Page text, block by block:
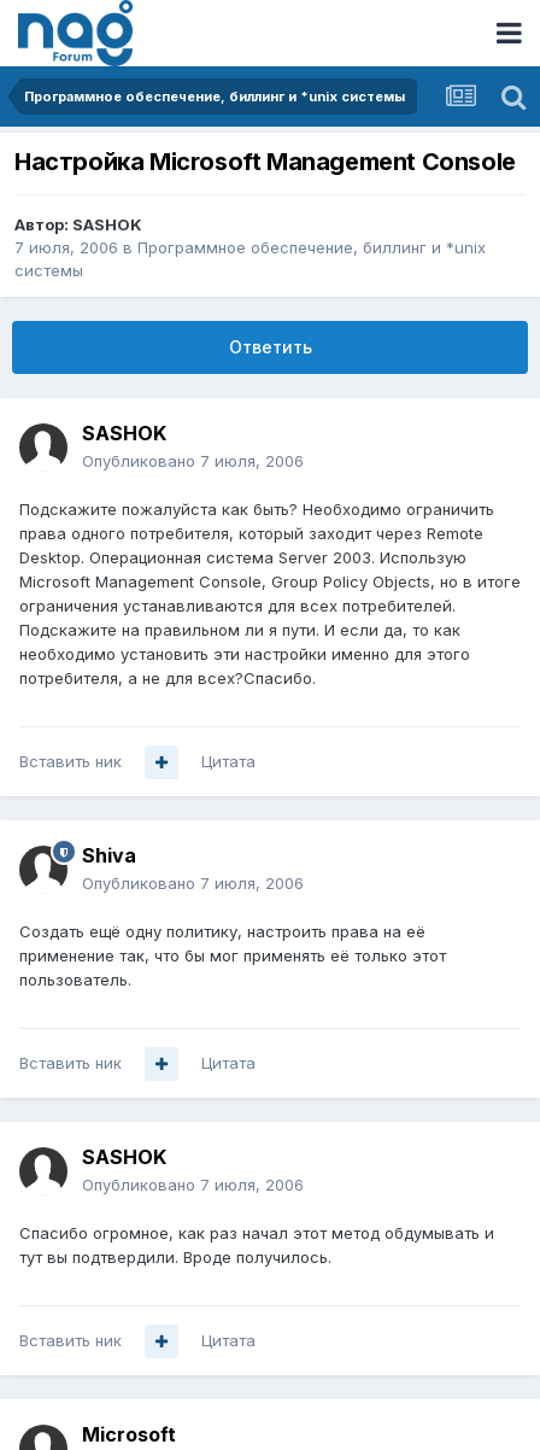
Программное обеспечение, биллинг и *unix системы
Настройка Microsoft Management Console
Автор: SASHOK
7 июля, 2006 в Программное обеспечение, биллинг и *unix
системы
Ответить
SASHOK
Опубликовано 7 июля, 2006
Подскажите пожалуйста как быть? Необходимо ограничить
права одного потребителя, который заходит через Remote
Desktop. Операционная система Server 2003. Использую
Microsoft Management Console, Group Policy Objects, но в итоге
ограничения устанавливаются для всех потребителей.
Подскажите на правильном ли я пути. И если да, то как
необходимо установить эти настройки именно для этого
потребителя, а не для всех?Спасибо.
Вставить ник Цитата
Shiva
Опубликовано 7 июля, 2006
Создать ещё одну политику, настроить права на её
применение так, что бы мог применять её только этот
пользователь.
Вставить ник Цитата
SASHOK
Опубликовано 7 июля, 2006
Спасибо огромное, как раз начал этот метод обдумывать и
тут вы подтвердили. Вроде получилось.
Вставить ник Цитата
Microsoft